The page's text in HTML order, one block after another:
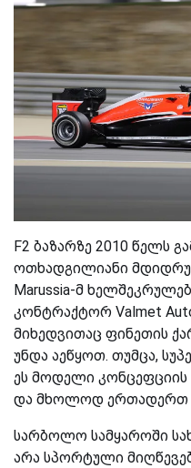
F2 ბაზარზე 2010 წელს
ოთხადგილიანი
Marussia-მ
კონტრაქტორ Valmet
მიხედვითაც ფინეთის
უნდა აეწყოთ. თუმცა,
ეს მოდელი კონცეფციის
და მხოლოდ ერთადერთ
სარბოლო სამყაროში
არა სპორტული